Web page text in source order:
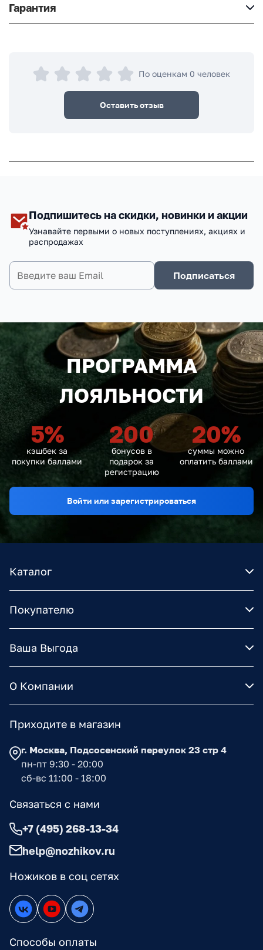
Гарантия
По оценкам 0 человек
Оставить отзыв
Подпишитесь на скидки, новинки и акции
Узнавайте первыми о новых поступлениях, акциях и
распродажах
Подписаться
ПРОГРАММА
ЛОЯЛЬНОСТИ
5%
кэшбек за
покупки баллами
200
бонусов в
подарок за
регистрацию
20%
суммы можно
оплатить баллами
Войти или зарегистрироваться
Каталог
Покупателю
Ваша Выгода
О Компании
Ножиков в соц сетях
Способы оплаты
Приходите в магазин
г. Москва, Подсосенский переулок 23 стр 4
пн-пт 9:30 - 20:00
сб-вс 11:00 - 18:00
Связаться с нами
+7 (495) 268-13-34
help@nozhikov.ru